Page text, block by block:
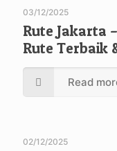
03/12/2025
Rute Jakarta
Rute Terbaik
Read
02/12/2025